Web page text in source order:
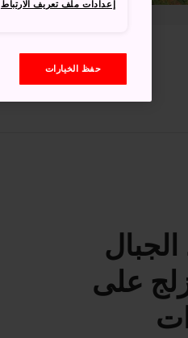
على
إعدادات ملف تعريف الارتباط
حفظ الخيارات